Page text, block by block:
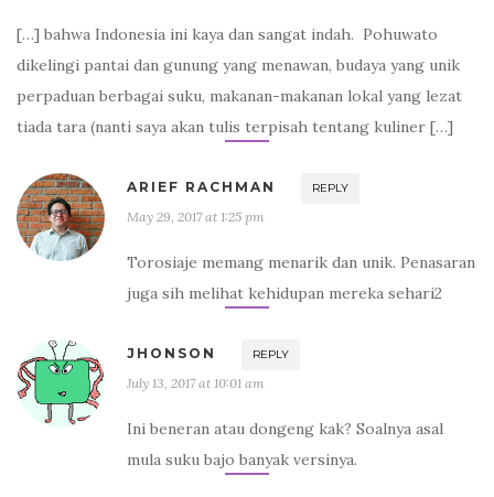
[…] bahwa Indonesia ini kaya dan sangat indah. Pohuwato
dikelingi pantai dan gunung yang menawan, budaya yang unik
perpaduan berbagai suku, makanan-makanan lokal yang lezat
tiada tara (nanti saya akan tulis terpisah tentang kuliner […]
ARIEF RACHMAN REPLY
May 29, 2017 at 1:25 pm
Torosiaje memang menarik dan unik. Penasaran
juga sih melihat kehidupan mereka sehari2
JHONSON REPLY
July 13, 2017 at 10:01 am
Ini beneran atau dongeng kak? Soalnya asal
mula suku bajo banyak versinya.